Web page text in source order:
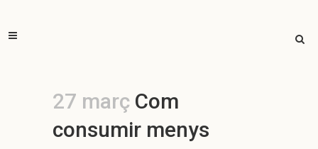
27 març Com
consumir menys